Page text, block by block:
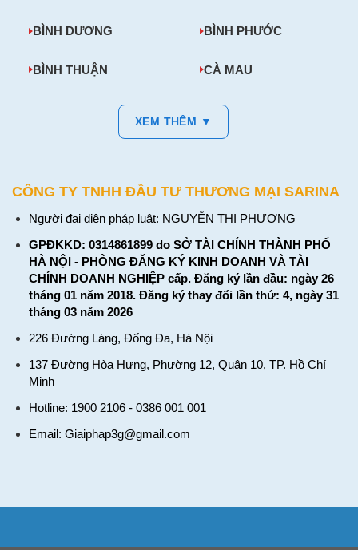
BÌNH DƯƠNG BÌNH PHƯỚC
BÌNH THUẬN CÀ MAU
XEM THÊM ▼
CÔNG TY TNHH ĐẦU TƯ THƯƠNG MẠI SARINA
Người đại diện pháp luật: NGUYỄN THỊ PHƯƠNG
GPĐKKD: 0314861899 do SỞ TÀI CHÍNH THÀNH PHỐ
HÀ NỘI - PHÒNG ĐĂNG KÝ KINH DOANH VÀ TÀI
CHÍNH DOANH NGHIỆP cấp. Đăng ký lần đầu: ngày 26
tháng 01 năm 2018. Đăng ký thay đổi lần thứ: 4, ngày 31
tháng 03 năm 2026
226 Đường Láng, Đống Đa, Hà Nội
137 Đường Hòa Hưng, Phường 12, Quận 10, TP. Hồ Chí
Minh
Hotline: 1900 2106 - 0386 001 001
Email: Giaiphap3g@gmail.com